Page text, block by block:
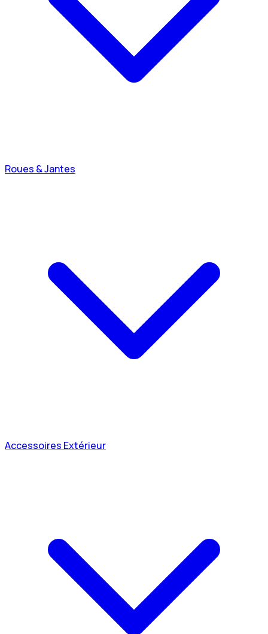
Roues & Jantes
Accessoires Extérieur